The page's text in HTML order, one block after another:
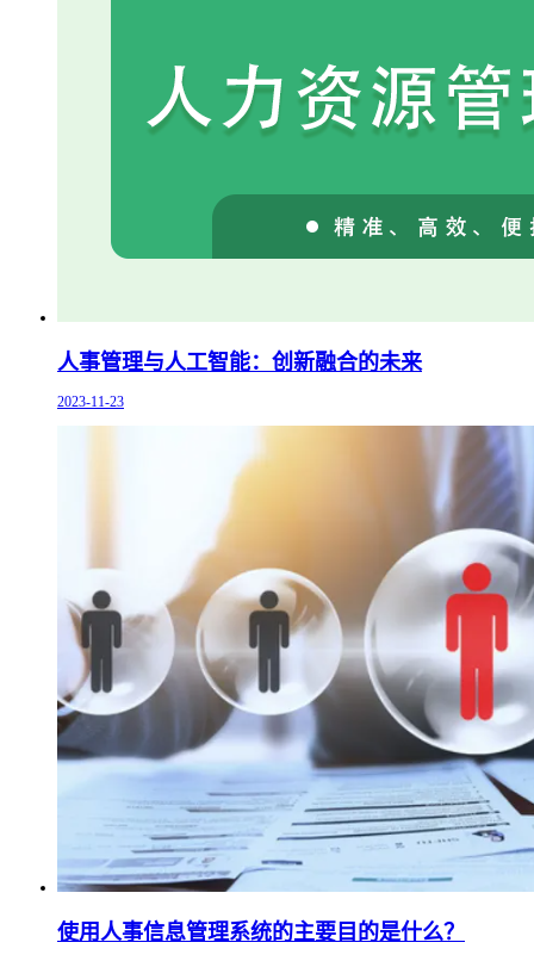
人事管理与人工智能：创新融合的未来
2023-11-23
使用人事信息管理系统的主要目的是什么？